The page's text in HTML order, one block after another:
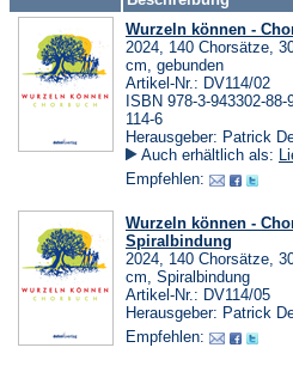
Wurzeln können -
2024, 140 Chorsätze,
cm, gebunden
Artikel-Nr.: DV114/02
ISBN 978-3-943302-
114-6
Herausgeber: Patrick
Auch erhältlich als:
Empfehlen:
Wurzeln können -
Spiralbindung
2024, 140 Chorsätze,
cm, Spiralbindung
Artikel-Nr.: DV114/05
Herausgeber: Patrick
Empfehlen: